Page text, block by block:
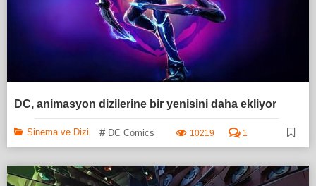
DC, animasyon dizilerine bir yenisini daha ekliyor
Sinema ve Dizi # DC Comics 10219 1